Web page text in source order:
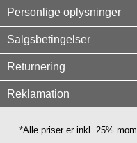
Personlige oplysninger
Salgsbetingelser
Returnering
Reklamation
*Alle priser er inkl. 25%